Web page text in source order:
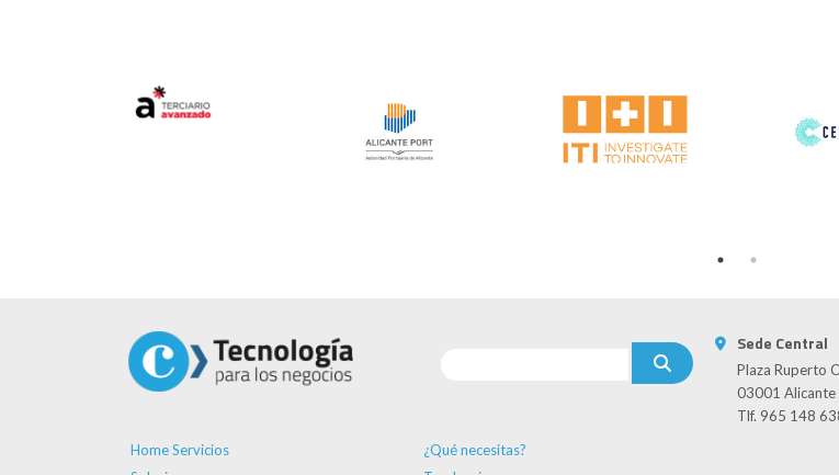
Home Servicios
¿Qué necesitas?
Sede Central
Plaza Ruperto
03001 Alicante
Tlf. 965 148